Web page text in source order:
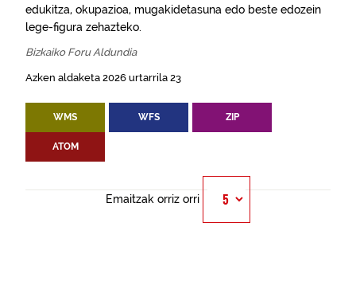
edukitza, okupazioa, mugakidetasuna edo beste edozein
lege-figura zehazteko.
Bizkaiko Foru Aldundia
Azken aldaketa 2026 urtarrila 23
WMS WFS ZIP
ATOM
Emaitzak orriz orri